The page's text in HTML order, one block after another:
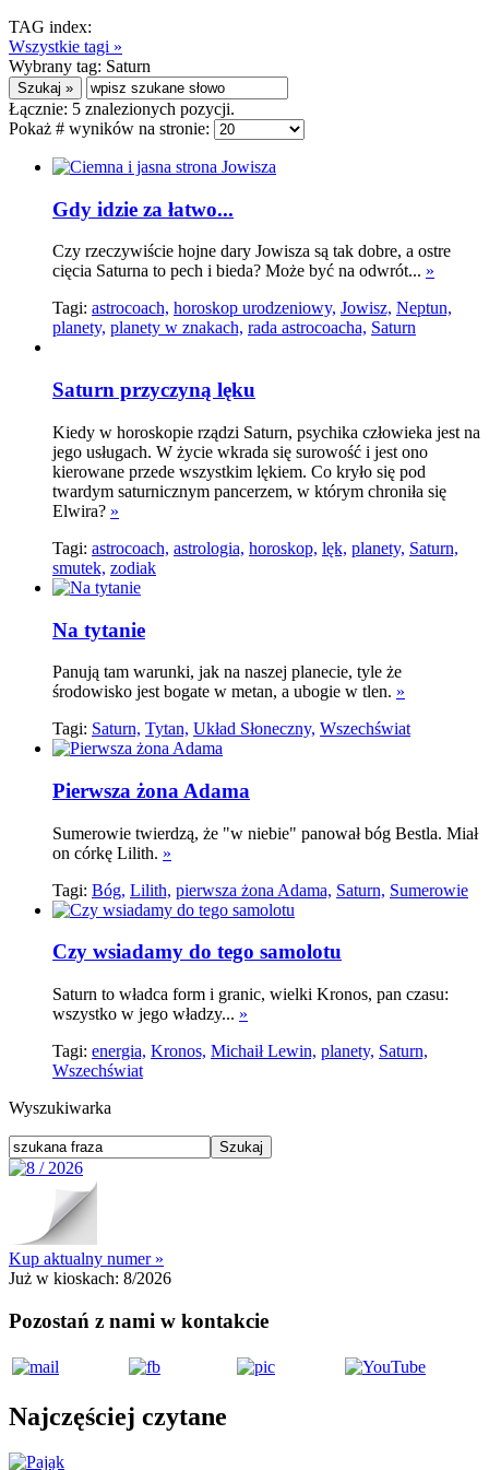
TAG index:
Wszystkie tagi »
Wybrany tag: Saturn
Łącznie: 5 znalezionych pozycji.
Pokaż # wyników na stronie:
Gdy idzie za łatwo...
Czy rzeczywiście hojne dary Jowisza są tak dobre, a ostre
cięcia Saturna to pech i bieda? Może być na odwrót... »
Tagi: astrocoach, horoskop urodzeniowy, Jowisz, Neptun,
planety, planety w znakach, rada astrocoacha, Saturn
Saturn przyczyną lęku
Kiedy w horoskopie rządzi Saturn, psychika człowieka jest na
jego usługach. W życie wkrada się surowość i jest ono
kierowane przede wszystkim lękiem. Co kryło się pod
twardym saturnicznym pancerzem, w którym chroniła się
Elwira? »
Tagi: astrocoach, astrologia, horoskop, lęk, planety, Saturn,
smutek, zodiak
Na tytanie
Panują tam warunki, jak na naszej planecie, tyle że
środowisko jest bogate w metan, a ubogie w tlen. »
Tagi: Saturn, Tytan, Układ Słoneczny, Wszechświat
Pierwsza żona Adama
Sumerowie twierdzą, że "w niebie" panował bóg Bestla. Miał
on córkę Lilith. »
Tagi: Bóg, Lilith, pierwsza żona Adama, Saturn, Sumerowie
Czy wsiadamy do tego samolotu
Saturn to władca form i granic, wielki Kronos, pan czasu:
wszystko w jego władzy... »
Tagi: energia, Kronos, Michaił Lewin, planety, Saturn,
Wszechświat
Wyszukiwarka
Kup aktualny numer »
Już w kioskach: 8/2026
Pozostań z nami w kontakcie
Najczęściej czytane